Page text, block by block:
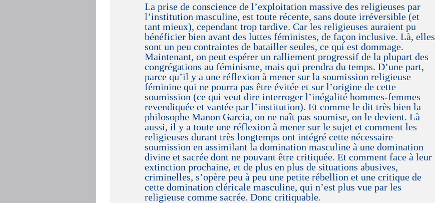
La prise de conscience de l’exploitation massive des religieuses par
l’institution masculine, est toute récente, sans doute irréversible (et
tant mieux), cependant trop tardive. Car les religieuses auraient pu
bénéficier bien avant des luttes féministes, de façon inclusive. Là, elles
sont un peu contraintes de batailler seules, ce qui est dommage.
Maintenant, on peut espérer un ralliement progressif de la plupart des
congrégations au féminisme, mais qui prendra du temps. D’une part,
parce qu’il y a une réflexion à mener sur la soumission religieuse
féminine qui ne pourra pas être évitée et sur l’origine de cette
soumission (ce qui veut dire interroger l’inégalité hommes-femmes
revendiquée et vantée par l’institution). Et comme le dit très bien la
philosophe Manon Garcia, on ne naît pas soumise, on le devient. Là
aussi, il y a toute une réflexion à mener sur le sujet et comment les
religieuses durant très longtemps ont intégré cette nécessaire
soumission en assimilant la domination masculine à une domination
divine et sacrée dont ne pouvant être critiquée. Et comment face à leur
extinction prochaine, et de plus en plus de situations abusives,
criminelles, s’opère peu à peu une petite rébellion et une critique de
cette domination cléricale masculine, qui n’est plus vue par les
religieuse comme sacrée. Donc critiquable.